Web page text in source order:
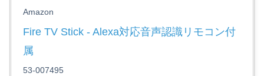
Amazon
Fire TV Stick - Alexa対応音声認識リモコン付
属
53-007495